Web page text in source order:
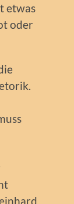
etwas
oder